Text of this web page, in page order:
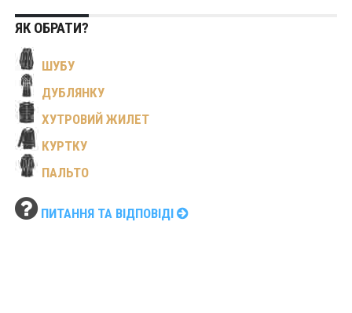
ЯК ОБРАТИ?
ШУБУ
ДУБЛЯНКУ
ХУТРОВИЙ ЖИЛЕТ
КУРТКУ
ПАЛЬТО
ПИТАННЯ ТА ВІДПОВІДІ